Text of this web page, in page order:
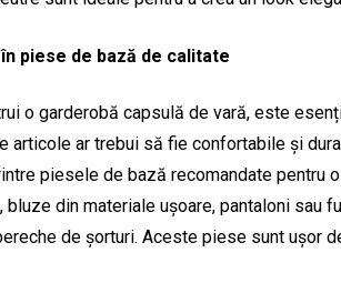
piese de bază de calitate
o garderobă capsulă de vară, este
articole ar trebui să fie confortabile și
piesele de bază recomandate pentru
din materiale ușoare, pantaloni sau
de șorturi. Aceste piese sunt ușor